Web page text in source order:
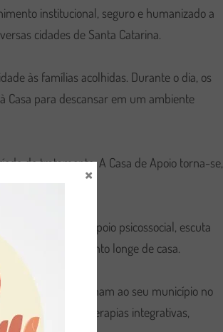
institucional, seguro e humanizado a
cidades de Santa Catarina.
às famílias acolhidas. Durante o dia, os
Casa para descansar em um ambiente
de tratamento. A Casa de Apoio torna-se,
que oferece apoio psicossocial, escuta
do tratamento longe de casa.
consultas e retornam ao seu município no
de convivência e terapias integrativas,
×